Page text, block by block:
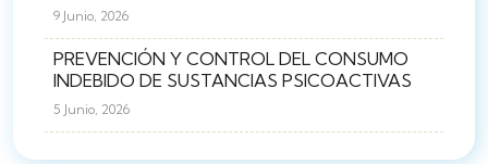
9 Junio, 2026
PREVENCIÓN Y CONTROL DEL CONSUMO
INDEBIDO DE SUSTANCIAS PSICOACTIVAS
5 Junio, 2026